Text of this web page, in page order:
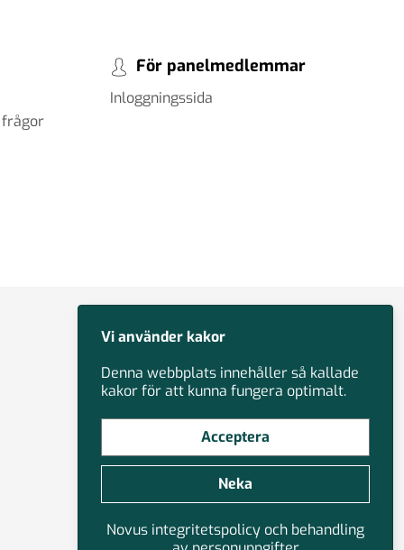
frågor
För panelmedlemmar
Inloggningssida
Vi använder kakor
Denna webbplats innehåller så kallade
kakor för att kunna fungera optimalt.
Acceptera
Neka
Novus integritetspolicy och behandling